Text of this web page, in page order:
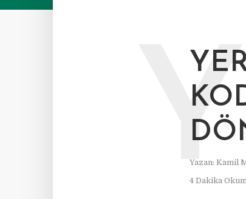
Yazan: Kamil
4 Dakika
Y